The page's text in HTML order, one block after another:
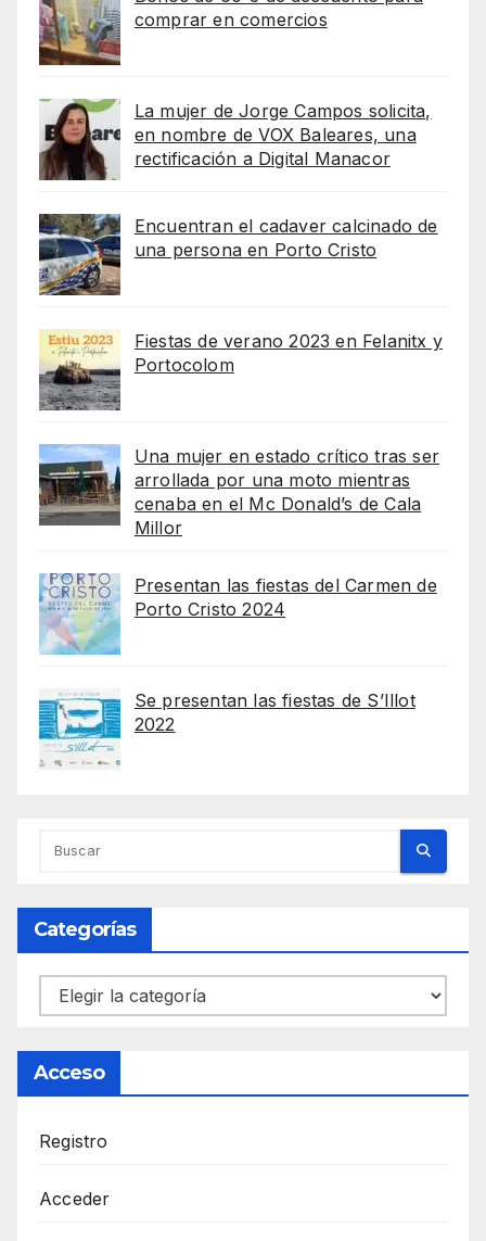
comprar en comercios
La mujer de Jorge Campos solicita,
en nombre de VOX Baleares, una
rectificación a Digital Manacor
Encuentran el cadaver calcinado de
una persona en Porto Cristo
Fiestas de verano 2023 en Felanitx y
Portocolom
Una mujer en estado crítico tras ser
arrollada por una moto mientras
cenaba en el Mc Donald’s de Cala
Millor
Presentan las fiestas del Carmen de
Porto Cristo 2024
Se presentan las fiestas de S’Illot
2022
Categorías
Categorías
Acceso
Registro
Acceder